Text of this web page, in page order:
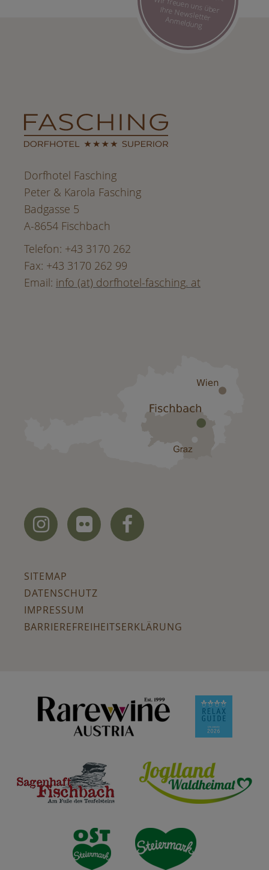
Dorfhotel Fasching
Peter & Karola Fasching
Badgasse 5
A-8654 Fischbach
Telefon: +43 3170 262
Fax: +43 3170 262 99
Email: info (at) dorfhotel-fasching. at
  
Wir freuen uns über Ihre Newsletter Anmeldung
SITEMAP
DATENSCHUTZ
IMPRESSUM
BARRIEREFREIHEITSERKLÄRUNG